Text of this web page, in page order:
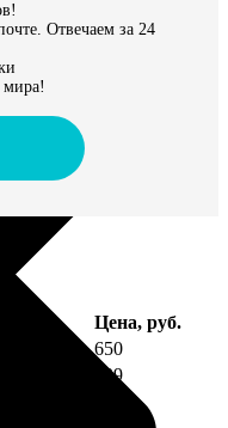
Отвечаем за 24
Цена, руб.
650
699